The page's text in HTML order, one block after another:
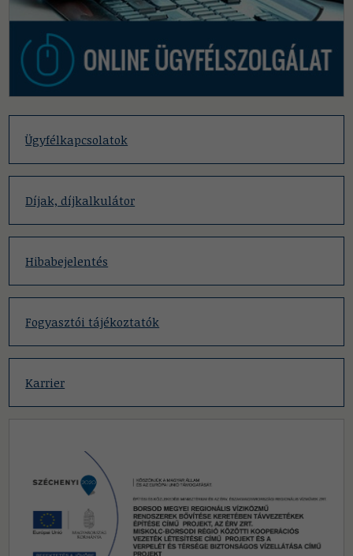
Ügyfélkapcsolatok
Díjak, díjkalkulátor
Hibabejelentés
Fogyasztói tájékoztatók
Karrier